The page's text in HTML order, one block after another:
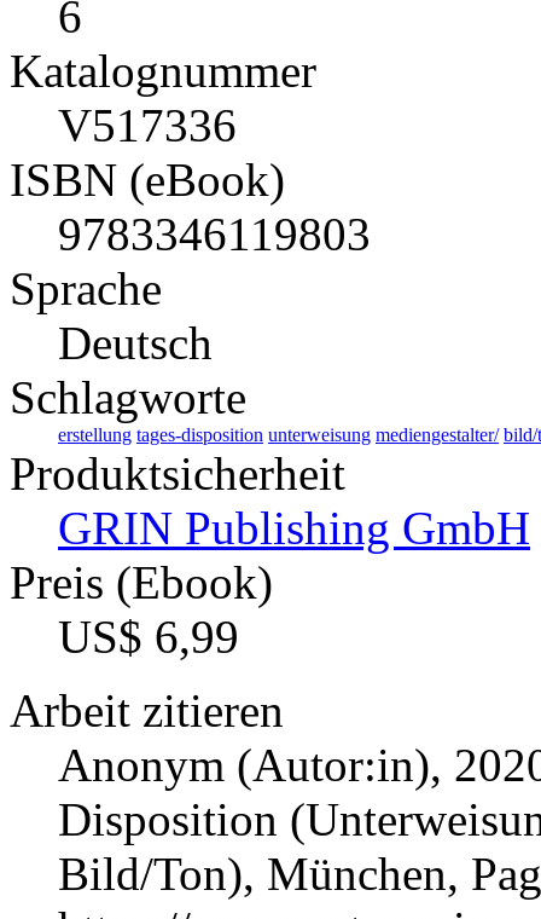
6
Katalognummer
V517336
ISBN (eBook)
9783346119803
Sprache
Deutsch
Schlagworte
erstellung tages-disposition unterweisung mediengestalter/ bild/
Produktsicherheit
GRIN Publishing GmbH
Preis (Ebook)
US$ 6,99
Arbeit zitieren
Anonym (Autor:in),
Disposition
Bild/Ton), München,